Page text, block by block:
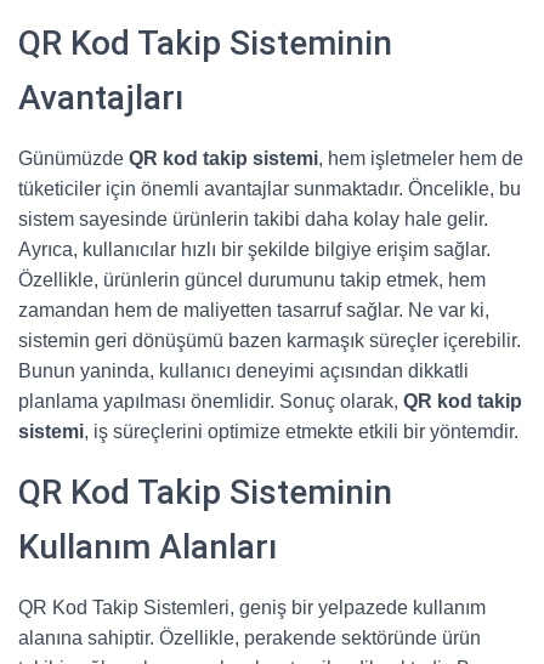
QR Kod Takip Sisteminin
Avantajları
Günümüzde QR kod takip sistemi, hem işletmeler hem de
tüketiciler için önemli avantajlar sunmaktadır. Öncelikle, bu
sistem sayesinde ürünlerin takibi daha kolay hale gelir.
Ayrıca, kullanıcılar hızlı bir şekilde bilgiye erişim sağlar.
Özellikle, ürünlerin güncel durumunu takip etmek, hem
zamandan hem de maliyetten tasarruf sağlar. Ne var ki,
sistemin geri dönüşümü bazen karmaşık süreçler içerebilir.
Bunun yaninda, kullanıcı deneyimi açısından dikkatli
planlama yapılması önemlidir. Sonuç olarak, QR kod takip
sistemi, iş süreçlerini optimize etmekte etkili bir yöntemdir.
QR Kod Takip Sisteminin
Kullanım Alanları
QR Kod Takip Sistemleri, geniş bir yelpazede kullanım
alanına sahiptir. Özellikle, perakende sektöründe ürün